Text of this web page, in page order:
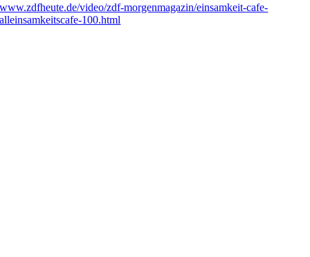
www.zdfheute.de/video/zdf-morgenmagazin/einsamkeit-cafe-
alleinsamkeitscafe-100.html